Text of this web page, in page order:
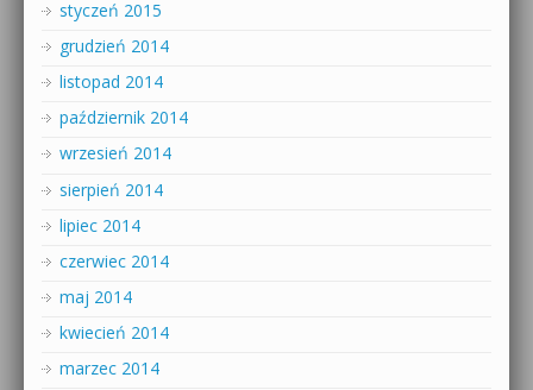
styczeń 2015
grudzień 2014
listopad 2014
październik 2014
wrzesień 2014
sierpień 2014
lipiec 2014
czerwiec 2014
maj 2014
kwiecień 2014
marzec 2014